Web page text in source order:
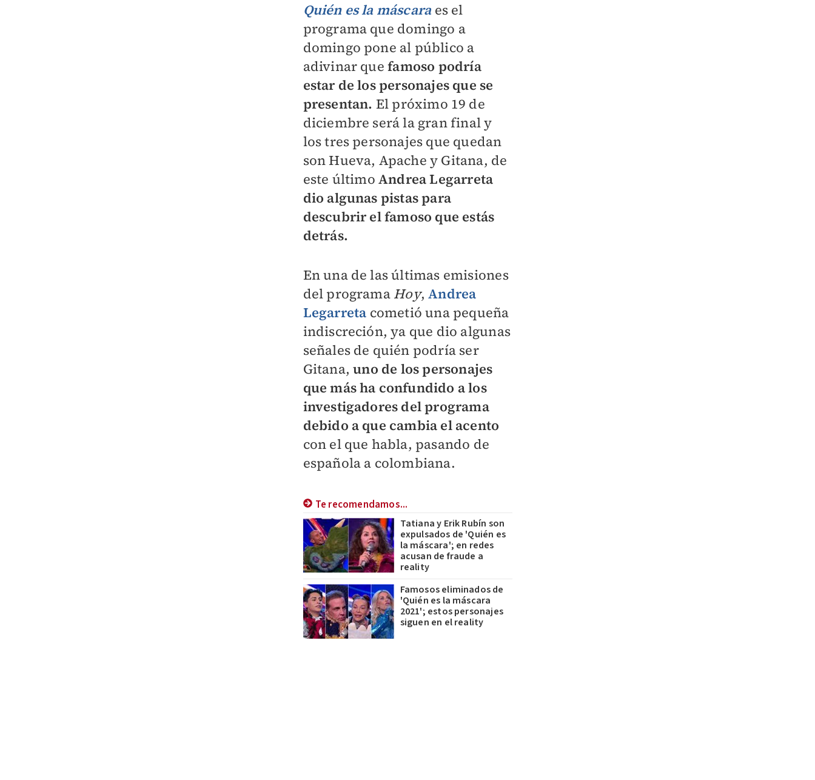
Quién es la máscaraes el
programa que domingo a
domingo pone al público a
adivinar quefamoso podría
estar de los personajes que se
presentan. El próximo 19 de
diciembre será la gran final y
los tres personajes que quedan
son Hueva, Apache y Gitana, de
este último Andrea Legarreta
dio algunas pistas para
descubrir el famoso que estás
detrás.
En una de las últimas emisiones
del programa Hoy,Andrea
Legarreta cometió una pequeña
indiscreción, ya que dio algunas
señales de quién podría ser
Gitana, uno de los personajes
que más ha confundido a los
investigadores del programa
debido a que cambia el acento
con el que habla, pasando de
española a colombiana.
Te recomendamos...
Tatiana y Erik Rubín son
expulsados de 'Quién es
la máscara'; en redes
acusan de fraude a
reality
Famosos eliminados de
'Quién es la máscara
2021'; estos personajes
siguen en el reality